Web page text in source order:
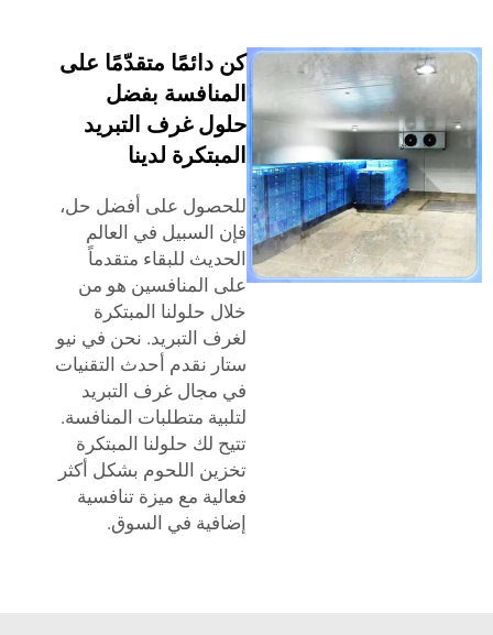
كن دائمًا متقدّمًا على
المنافسة بفضل
حلول غرف التبريد
المبتكرة لدينا
للحصول على أفضل حل،
فإن السبيل في العالم
الحديث للبقاء متقدماً
على المنافسين هو من
خلال حلولنا المبتكرة
لغرف التبريد. نحن في نيو
ستار نقدم أحدث التقنيات
في مجال غرف التبريد
لتلبية متطلبات المنافسة.
تتيح لك حلولنا المبتكرة
تخزين اللحوم بشكل أكثر
فعالية مع ميزة تنافسية
إضافية في السوق.